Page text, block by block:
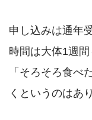
申し込みは通年
時間は大体1週間
「そろそろ食べ
くというのはあ